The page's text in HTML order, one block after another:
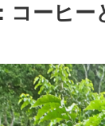
コーヒ